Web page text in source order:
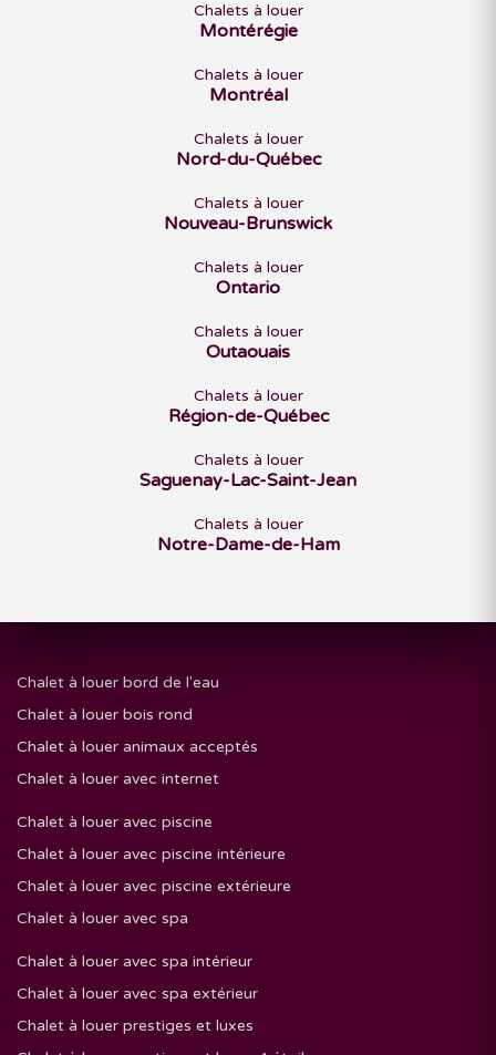
Chalets à louer
Montérégie
Chalets à louer
Montréal
Chalets à louer
Nord-du-Québec
Chalets à louer
Nouveau-Brunswick
Chalets à louer
Ontario
Chalets à louer
Outaouais
Chalets à louer
Région-de-Québec
Chalets à louer
Saguenay-Lac-Saint-Jean
Chalets à louer
Notre-Dame-de-Ham
Chalet à louer bord de l'eau
Chalet à louer bois rond
Chalet à louer animaux acceptés
Chalet à louer avec internet
Chalet à louer avec piscine
Chalet à louer avec piscine intérieure
Chalet à louer avec piscine extérieure
Chalet à louer avec spa
Chalet à louer avec spa intérieur
Chalet à louer avec spa extérieur
Chalet à louer prestiges et luxes